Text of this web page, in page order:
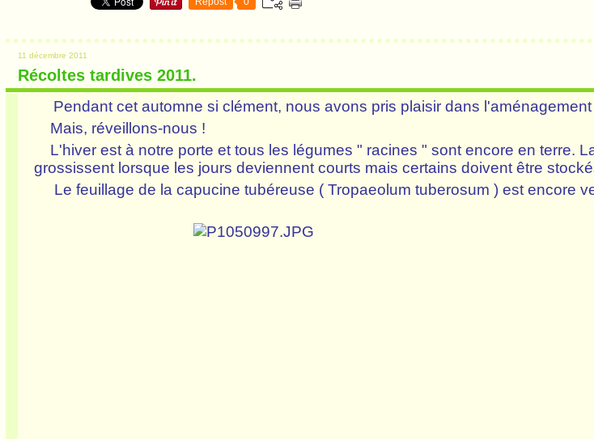
11 décembre 2011
Récoltes tardives 2011.
Pendant cet automne si clément, nous avons pris plaisir dans
Mais, réveillons-nous !
L'hiver est à notre porte et tous les légumes " racines " sont encore en terre.
grossissent lorsque les jours deviennent courts mais certains doivent être
Le feuillage de la capucine tubéreuse ( Tropaeolum tuberosum ) est encore